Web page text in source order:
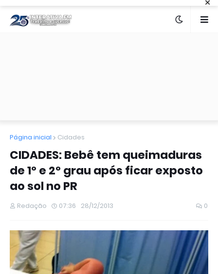
Página inicial Cidades
CIDADES: Bebê tem queimaduras
de 1º e 2º grau após ficar exposto
ao sol no PR
Redação 07:36 28/12/2013 0